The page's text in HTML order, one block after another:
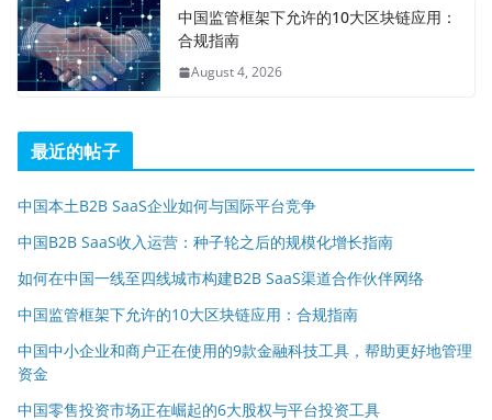
中国监管框架下允许的10大区块链应用：
合规指南
August 4, 2026
最近的帖子
中国本土B2B SaaS企业如何与国际平台竞争
中国B2B SaaS收入运营：种子轮之后的规模化增长指南
如何在中国一线至四线城市构建B2B SaaS渠道合作伙伴网络
中国监管框架下允许的10大区块链应用：合规指南
中国中小企业和商户正在使用的9款金融科技工具，帮助更好地管理
资金
中国零售投资市场正在崛起的6大股权与平台投资工具